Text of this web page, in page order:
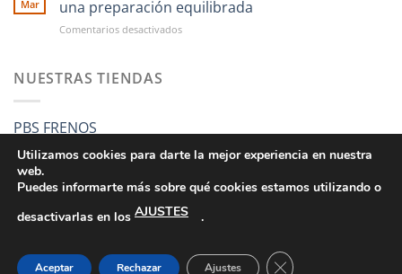
entender
cambio
setup
completo
Mar
una preparación equilibrada
Comentarios desactivadosen
base
perfecta
preparación
equilibrada
NUESTRAS TIENDAS
PBS FRENOS
SUS DATOS SEGUROS
Utilizamos cookies para darte la mejor experiencia en nuestra
web.
Puedes informarte más sobre qué cookies estamos utilizando o
desactivarlas en los AJUSTES .
Aceptar Rechazar Ajustes CERRAR EL